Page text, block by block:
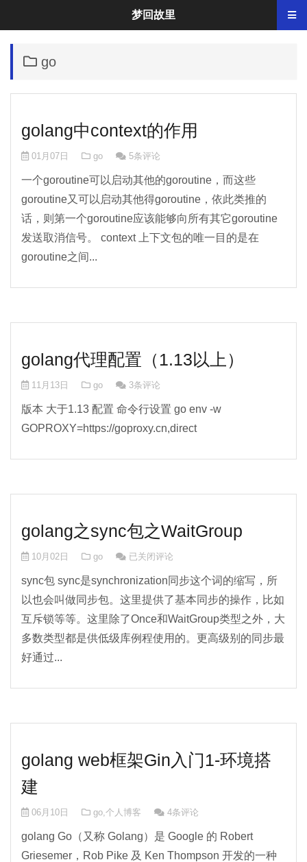
go
golang中context的作用
01月07日 go 5条评论
一个goroutine可以启动其他的goroutine，而这些
goroutine又可以启动其他得goroutine，依此类推的
话，则第一个goroutine应该能够向所有其它goroutine
发送取消信号。 context 上下文包的唯一目的是在
goroutine之间...
golang代理配置（1.13以上）
11月13日 go 3条评论
版本 大于1.13 配置 命令行设置 go env -w
GOPROXY=https://goproxy.cn,direct
golang之sync包之WaitGroup
10月02日 go golang之sync包之WaitGroup
已关闭评论
sync包 sync是synchronization同步这个词的缩写，所
以也会叫做同步包。这里提供了基本同步的操作，比如
互斥锁等等。这里除了Once和WaitGroup类型之外，大
多数类型都是供低级库例程使用的。更高级别的同步最
好通过...
golang web框架Gin入门1-环境搭
建
06月10日 go,个人博客 4条评论
golang Go（又称 Golang）是 Google 的 Robert
Griesemer，Rob Pike 及 Ken Thompson 开发的一种
梦回故里